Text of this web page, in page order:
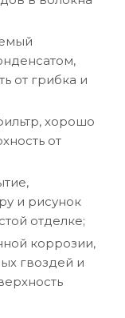
от грибка и
хорошо
от
и рисунок
отделке;
коррозии,
гвоздей и